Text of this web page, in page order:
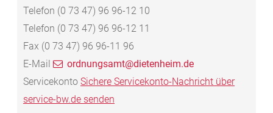
Telefon (0 73 47) 96 96-12 10
Telefon (0 73 47) 96 96-12 11
Fax (0 73 47) 96 96-11 96
E-Mail
ordnungsamt@dietenheim.de
Servicekonto Sichere Servicekonto-Nachricht über
service-bw.de senden